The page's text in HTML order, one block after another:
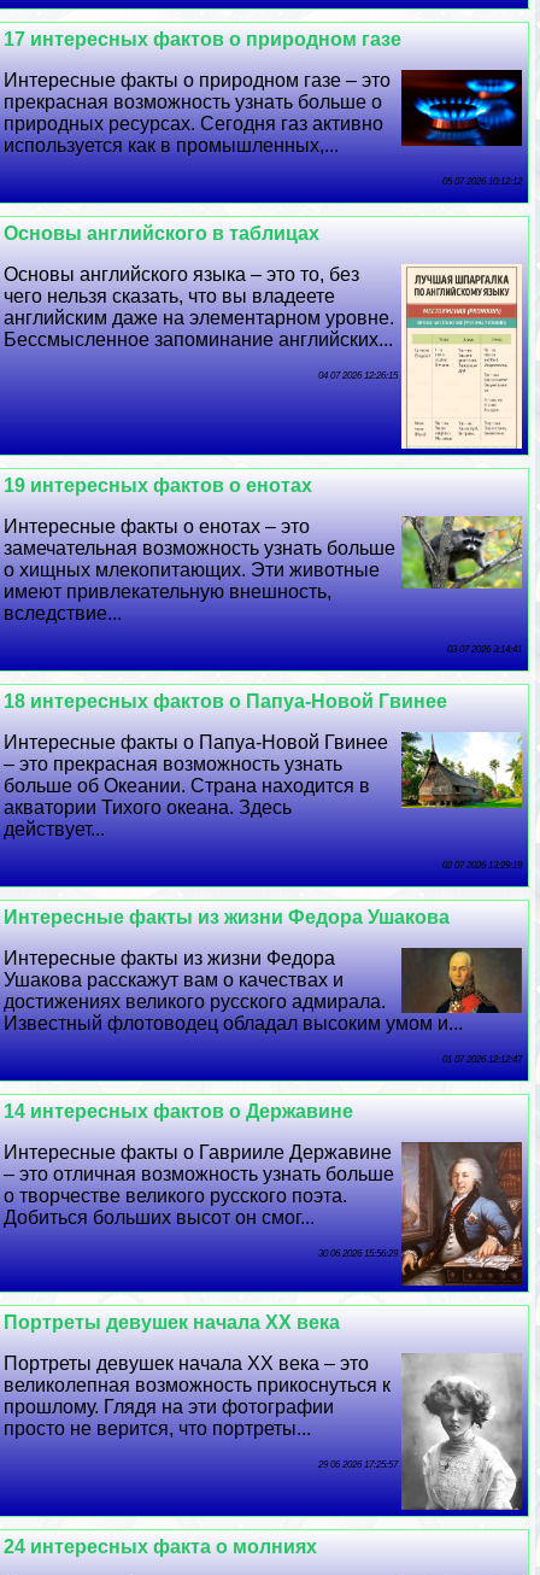
17 интересных фактов о природном газе
Интересные факты о природном газе – это
прекрасная возможность узнать больше о
природных ресурсах. Сегодня газ активно
используется как в промышленных,...
05 07 2026 10:12:12
Основы английского в таблицах
Основы английского языка – это то, без
чего нельзя сказать, что вы владеете
английским даже на элементарном уровне.
Бессмысленное запоминание английских...
04 07 2026 12:26:15
19 интересных фактов о енотах
Интересные факты о енотах – это
замечательная возможность узнать больше
о хищных млекопитающих. Эти животные
имеют привлекательную внешность,
вследствие...
03 07 2026 3:14:41
18 интересных фактов о Папуа-Новой Гвинее
Интересные факты о Папуа-Новой Гвинее
– это прекрасная возможность узнать
больше об Океании. Страна находится в
акватории Тихого океана. Здесь
действует...
02 07 2026 13:29:19
Интересные факты из жизни Федора Ушакова
Интересные факты из жизни Федора
Ушакова расскажут вам о качествах и
достижениях великого русского адмирала.
Известный флотоводец обладал высоким умом и...
01 07 2026 12:12:47
14 интересных фактов о Державине
Интересные факты о Гаврииле Державине
– это отличная возможность узнать больше
о творчестве великого русского поэта.
Добиться больших высот он смог...
30 06 2026 15:56:29
Портреты дeвyшек начала XX века
Портреты дeвyшек начала XX века – это
великолепная возможность прикоснуться к
прошлому. Глядя на эти фотографии
просто не верится, что портреты...
29 06 2026 17:25:57
24 интересных факта о молниях